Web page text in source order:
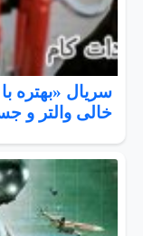
سریال «بهتره
خالی والتر و